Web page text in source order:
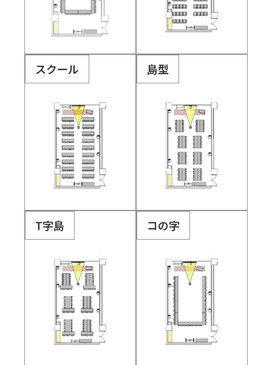
スクール 島型
T字島 コの字